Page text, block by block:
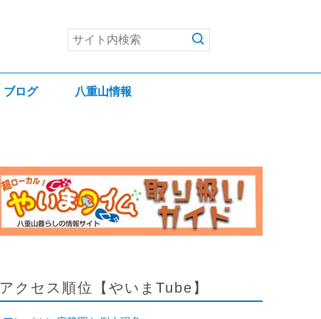
ブログ 八重山情報
アクセス順位【やいまTube】